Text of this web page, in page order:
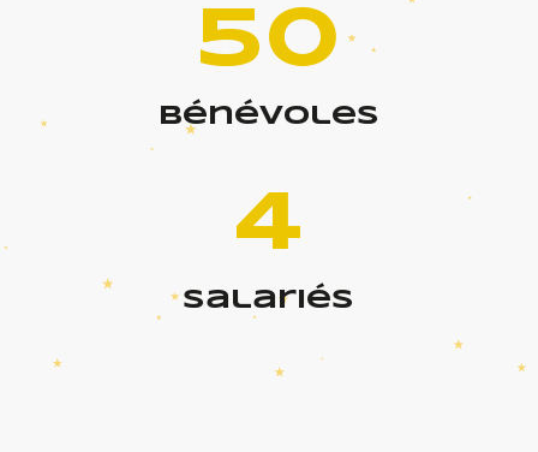
50
bénévoles
4
salariés